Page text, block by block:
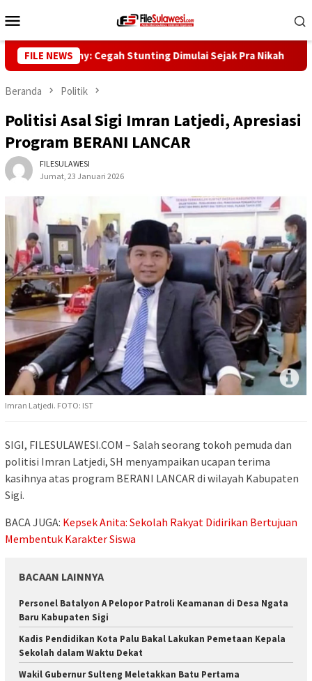
ke
Mobile
FILE NEWS
Reny: Cegah Stunting Dimulai Sejak Pra Nikah
Beranda Politik
Politisi Asal Sigi Imran Latjedi, Apresiasi
Program BERANI LANCAR
FILESULAWESI
Jumat, 23 Januari 2026
Imran Latjedi. FOTO: IST
SIGI, FILESULAWESI.COM – Salah seorang tokoh pemuda dan
politisi Imran Latjedi, SH menyampaikan ucapan terima
kasihnya atas program BERANI LANCAR di wilayah Kabupaten
Sigi.
BACA JUGA: Kepsek Anita: Sekolah Rakyat Didirikan Bertujuan
Membentuk Karakter Siswa
BACAAN LAINNYA
Personel Batalyon A Pelopor Patroli Keamanan di Desa Ngata
Baru Kabupaten Sigi
Kadis Pendidikan Kota Palu Bakal Lakukan Pemetaan Kepala
Sekolah dalam Waktu Dekat
Wakil Gubernur Sulteng Meletakkan Batu Pertama